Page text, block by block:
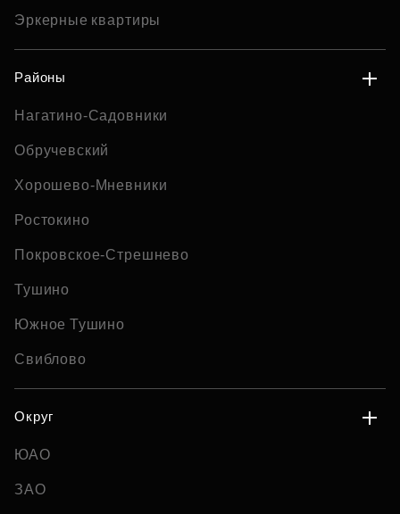
Эркерные квартиры
Районы
Нагатино-Садовники
Обручевский
Хорошево-Мневники
Ростокино
Покровское-Стрешнево
Тушино
Южное Тушино
Свиблово
Округ
ЮАО
ЗАО